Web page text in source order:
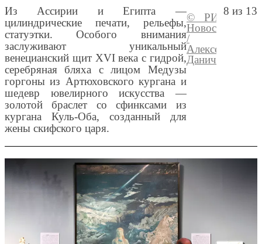
Из Ассирии и Египта —
цилиндрические печати, рельефы,
статуэтки. Особого внимания
заслуживают уникальный
венецианский щит XVI века с гидрой,
серебряная бляха с лицом Медузы
горгоны из Артюховского кургана и
шедевр ювелирного искусства —
золотой браслет со сфинксами из
кургана Куль-Оба, созданный для
жены скифского царя.
© РИА
Новости
/
Алексей
Даничев
8 из 13